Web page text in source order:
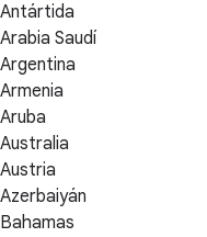
Antártida
Arabia Saudí
Argentina
Armenia
Aruba
Australia
Austria
Azerbaiyán
Bahamas